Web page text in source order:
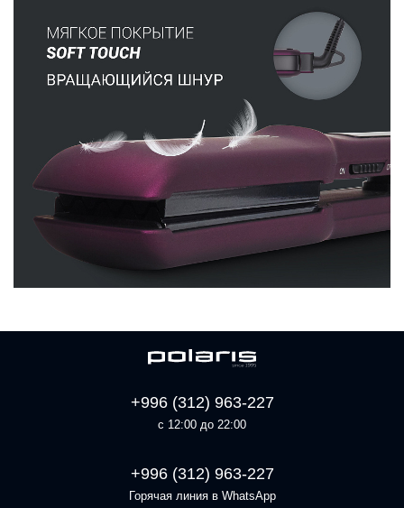
+996 (312) 963-227
с 12:00 до 22:00
+996 (312) 963-227
Горячая линия в WhatsApp